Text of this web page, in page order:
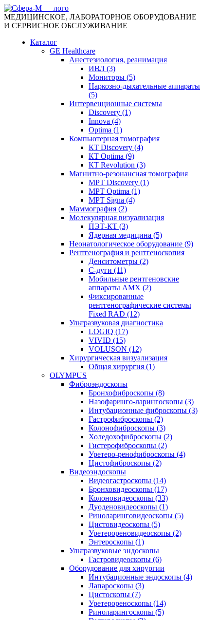
МЕДИЦИНСКОЕ, ЛАБОРАТОРНОЕ ОБОРУДОВАНИЕ
И СЕРВИСНОЕ ОБСЛУЖИВАНИЕ
Каталог
GE Healthcare
Анестезиология, реанимация
ИВЛ (3)
Мониторы (5)
Наркозно-дыхательные аппараты
(5)
Интервенционные системы
Discovery (1)
Innova (4)
Optima (1)
Компьютерная томография
КТ Discovery (4)
КТ Optima (9)
КТ Revolution (3)
Магнитно-резонансная томография
МРТ Discovery (1)
МРТ Optima (1)
МРТ Signa (4)
Маммография (2)
Молекулярная визуализация
ПЭТ-КТ (3)
Ядерная медицина (5)
Неонатологическое оборудование (9)
Рентгенография и рентгеноскопия
Денситометры (2)
C-дуги (11)
Мобильные рентгеновские
аппараты AMX (2)
Фиксированные
рентгенографические системы
Fixed RAD (12)
Ультразвуковая диагностика
LOGIQ (17)
VIVID (15)
VOLUSON (12)
Хирургическая визуализация
Общая хирургия (1)
OLYMPUS
Фиброэндоскопы
Бронхофиброскопы (8)
Назофаринго-ларингоскопы (3)
Интубационные фиброскопы (3)
Гастрофиброскопы (2)
Колонофиброскопы (3)
Холедохофиброскопы (2)
Гистерофиброскопы (2)
Уретеро-ренофиброскопы (4)
Цистофиброскопы (2)
Видеоэндоскопы
Видеогастроскопы (14)
Бронховидеоскопы (17)
Колоновидеоскопы (33)
Дуоденовидеоскопы (1)
Риноларинговидеоскопы (5)
Цистовидеоскопы (5)
Уретерореновидеоскопы (2)
Энтероскопы (1)
Ультразвуковые эндоскопы
Гастровидеоскопы (6)
Оборудование для хирургии
Интубационные эндоскопы (4)
Лапароскопы (3)
Цистоскопы (7)
Уретерореноскопы (14)
Риноларингоскопы (5)